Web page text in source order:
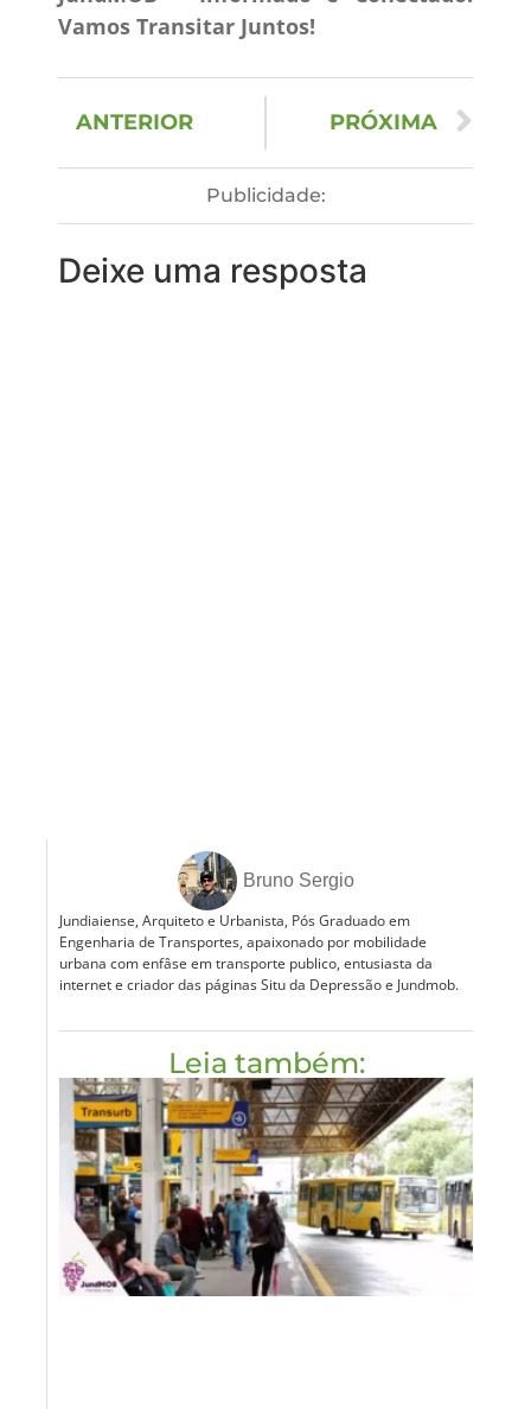
Vamos Transitar Juntos!
ANTERIOR PRÓXIMA
Publicidade:
Deixe uma resposta
Bruno Sergio
Jundiaiense, Arquiteto e Urbanista, Pós Graduado em
Engenharia de Transportes, apaixonado por mobilidade
urbana com enfâse em transporte publico, entusiasta da
internet e criador das páginas Situ da Depressão e Jundmob.
Leia também: